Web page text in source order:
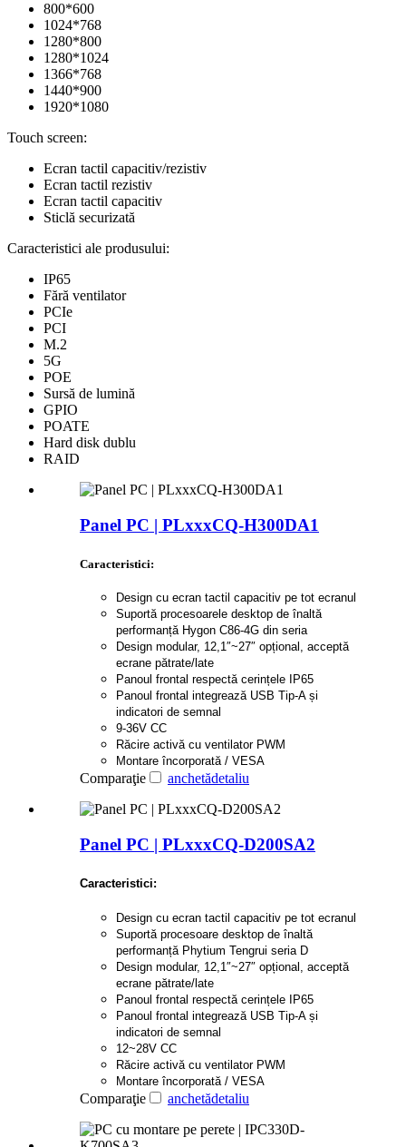
800*600
1024*768
1280*800
1280*1024
1366*768
1440*900
1920*1080
Touch screen:
Ecran tactil capacitiv/rezistiv
Ecran tactil rezistiv
Ecran tactil capacitiv
Sticlă securizată
Caracteristici ale produsului:
IP65
Fără ventilator
PCIe
PCI
M.2
5G
POE
Sursă de lumină
GPIO
POATE
Hard disk dublu
RAID
Panel PC | PLxxxCQ-H300DA1
Caracteristici:
Design cu ecran tactil capacitiv pe tot ecranul
Suportă procesoarele desktop de înaltă
performanță Hygon C86-4G din seria
Design modular, 12,1″~27″ opțional, acceptă
ecrane pătrate/late
Panoul frontal respectă cerințele IP65
Panoul frontal integrează USB Tip-A și
indicatori de semnal
9-36V CC
Răcire activă cu ventilator PWM
Montare încorporată / VESA
Comparaţie anchetădetaliu
Panel PC | PLxxxCQ-D200SA2
Caracteristici:
Design cu ecran tactil capacitiv pe tot ecranul
Suportă procesoare desktop de înaltă
performanță Phytium Tengrui seria D
Design modular, 12,1″~27″ opțional, acceptă
ecrane pătrate/late
Panoul frontal respectă cerințele IP65
Panoul frontal integrează USB Tip-A și
indicatori de semnal
12~28V CC
Răcire activă cu ventilator PWM
Montare încorporată / VESA
Comparaţie anchetădetaliu